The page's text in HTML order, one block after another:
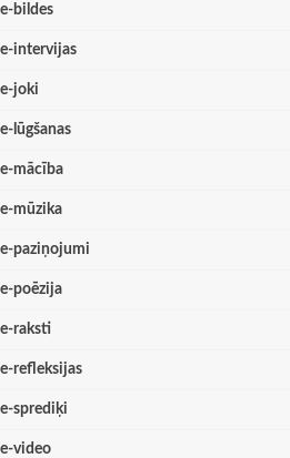
e-bildes
e-intervijas
e-joki
e-lūgšanas
e-mācība
e-mūzika
e-paziņojumi
e-poēzija
e-raksti
e-refleksijas
e-sprediķi
e-video